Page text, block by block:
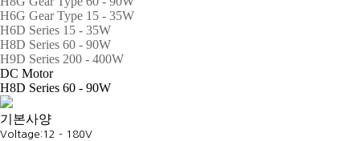
H6G Gear Type 15 - 35W
H6D Series 15 - 35W
H8D Series 60 - 90W
H9D Series 200 - 400W
DC Motor
H8D Series 60 - 90W
기본사양
Voltage: 12 - 180V